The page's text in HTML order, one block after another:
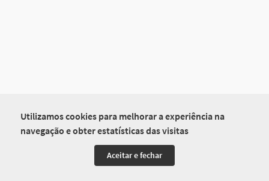
Utilizamos cookies para melhorar a experiência na
navegação e obter estatísticas das visitas
Aceitar e fechar